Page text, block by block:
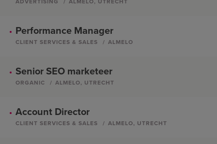
Performance Manager
CLIENT SERVICES & SALES ALMELO
Senior SEO marketeer
ORGANIC ALMELO, UTRECHT
Account Director
CLIENT SERVICES & SALES ALMELO, UTRECHT